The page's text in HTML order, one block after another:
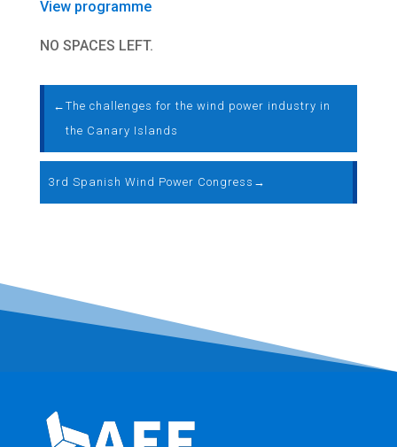
View programme
NO SPACES LEFT.
← The challenges for the wind power industry in
the Canary Islands
3rd Spanish Wind Power Congress →